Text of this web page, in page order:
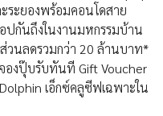
ะยองพร้อมคอนโดสาย
ปกันถึงในงานมหกรรมบ้าน
วนลดรวมกว่า 20 ล้านบาท*
องปุ๊บรับทันที Gift Voucher
เอ็กซ์คลูซีฟเฉพาะใน